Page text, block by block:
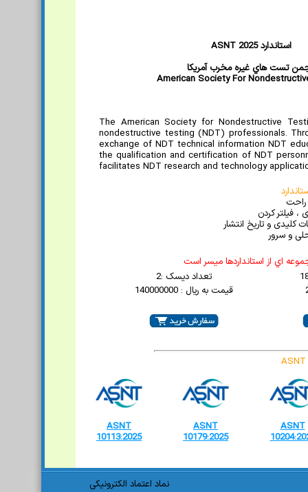
ASNT 2025 استاندارد
تست هاي غيره مخرب آمريکا
American Society For
The American Society for Nondestructive
nondestructive testing (NDT) professionals.
exchange of NDT technical information NDT
the qualification and certification of NDT
facilitates NDT research and technology
راحت
فیلتر کردن
کلیدی و تاریخ انتشار
و سرور
اي از استانداردها ميسر است
تعداد دیسک :2
قیمت به ریال : 140000000
ASNT
10113:2025
ASNT
10179:2025
ASNT
نماد اعتماد الکترونیکی